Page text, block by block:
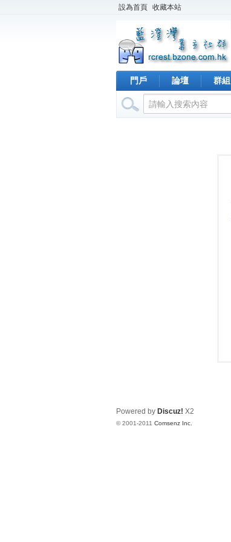
設為首頁 收藏本站
門戶 論壇 群組
Powered by Discuz! X2
© 2001-2011 Comsenz Inc.